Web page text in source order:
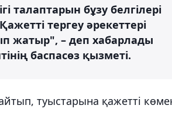
талаптарын бұзу белгілері
тергеу әрекеттері
жатыр", – деп хабарлады
баспасөз қызметі.
туыстарына қажетті